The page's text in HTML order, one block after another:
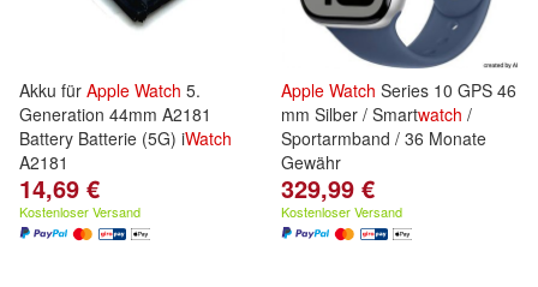
Akku für Apple Watch 5.
Generation 44mm A2181
Battery Batterie (5G) iWatch
A2181
14,69 €
Kostenloser Versand
Apple Watch Series 10 GPS 46
mm Silber / Smartwatch /
Sportarmband / 36 Monate
Gewähr
329,99 €
Kostenloser Versand